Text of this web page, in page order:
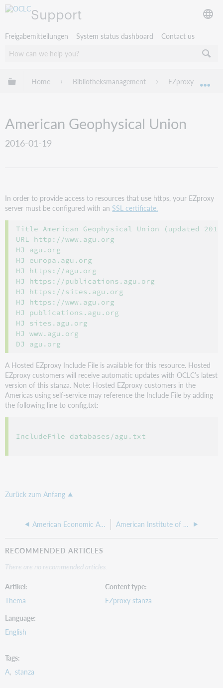
Support
Freigabemitteilungen System status dashboard Contact us
Globale Hierarchie expandieren/verbergen
Home Bibliotheksmanagement EZproxy
American Geophysical Union
2016-01-19
In order to provide access to resources that use https, your EZproxy
server must be configured with an SSL certificate.
Title American Geophysical Union (updated
URL http://www.agu.org
HJ agu.org
HJ europa.agu.org
HJ https://agu.org
HJ https://publications.agu.org
HJ https://sites.agu.org
HJ https://www.agu.org
HJ publications.agu.org
HJ sites.agu.org
HJ www.agu.org
A Hosted EZproxy Include File is available for this resource. Hosted
EZproxy customers will receive automatic updates with OCLC’s latest
version of this stanza. Note: Hosted EZproxy customers in the
Americas using self-service may reference the Include File by adding
the following line to config.txt:
IncludeFile databases/agu.txt
Zurück zum Anfang
American Economic Association American Institute of Aeronautics and Astronautics (AIAA)
RECOMMENDED ARTICLES
There are no recommended articles.
Artikel
Thema
Content type
EZproxy stanza
Language
English
Tags
A stanza